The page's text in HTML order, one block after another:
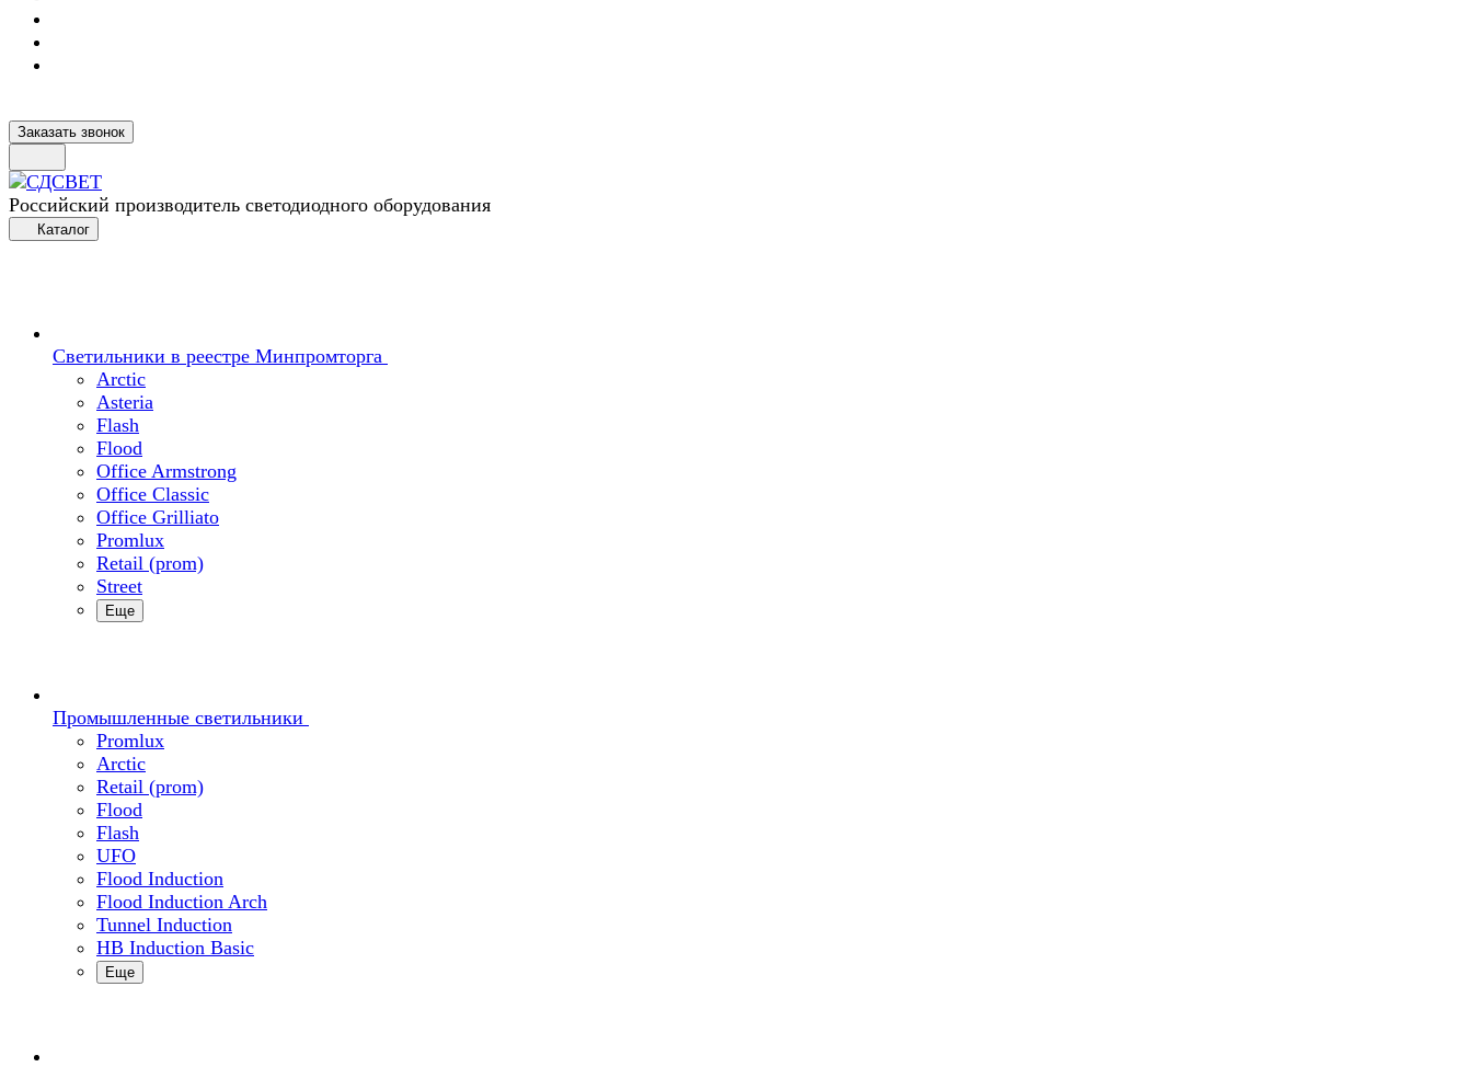
Заказать звонок
Российский производитель светодиодного оборудования
Каталог
Светильники в реестре Минпромторга
Arctic
Asteria
Flash
Flood
Office Armstrong
Office Classic
Office Grilliato
Promlux
Retail (prom)
Street
Еще
Промышленные светильники
Promlux
Arctic
Retail (prom)
Flood
Flash
UFO
Flood Induction
Flood Induction Arch
Tunnel Induction
HB Induction Basic
Еще